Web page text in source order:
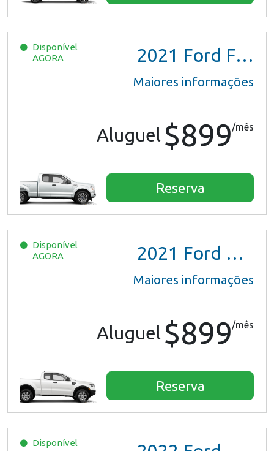
Disponível
AGORA
2021 Ford F150 XL Ext Cab
Maiores informações
Aluguel $899/mês
Reserva
Disponível
AGORA
2021 Ford Ranger XL Ext Cab
Maiores informações
Aluguel $899/mês
Reserva
Disponível